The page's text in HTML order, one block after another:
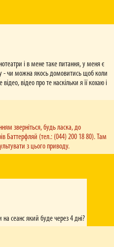
і в мене таке питання, у меня є
- чи можна якось домовитись щоб коли
відео про те наскільки я її кохаю і
зверніться, будь ласка, до
Баттерфляй (тел.: (044) 200 18 80). Там
з цього приводу.
сеанс який буде через 4 дні?